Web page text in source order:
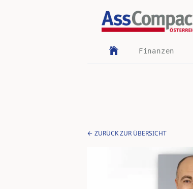
Finanzen
ZURÜCK ZUR ÜBERSICHT